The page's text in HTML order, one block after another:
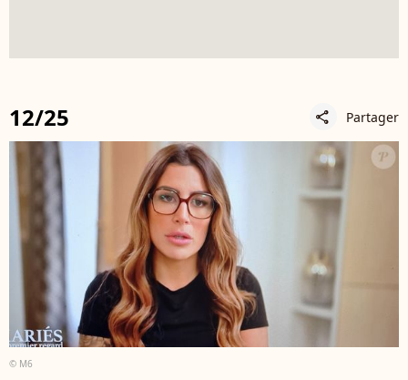
12/25 share Partager
© M6